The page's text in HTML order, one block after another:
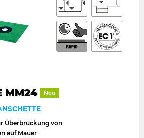
MM24 Neu
Überbrückung von
auf Mauer